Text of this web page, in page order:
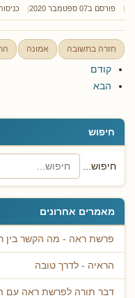
חיפוש
חיפוש...
מאמרים אחרונים
פרשת ראה - מה הקשר בין
הראיה - לדרך טובה
דבר תורה לפרשת ראה עם
פורסם ב07 ספטמבר 2020
כניסות:
חזרה בתשובה אמונה
קודם
הבא